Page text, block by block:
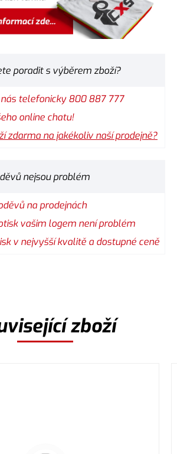
poradit s výběrem zboží?
telefonicky 800 887 777
online chatu!
zdarma na jakékoliv naší prodejně?
nejsou problém
na prodejnách
vašim logem není problém
v nejvyšší kvalitě a dostupné ceně
zboží